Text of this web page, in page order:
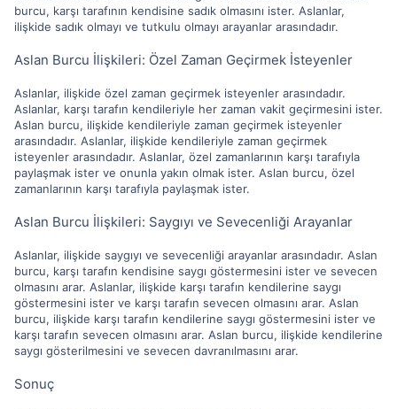
burcu, karşı tarafının kendisine sadık olmasını ister. Aslanlar,
ilişkide sadık olmayı ve tutkulu olmayı arayanlar arasındadır.
Aslan Burcu İlişkileri: Özel Zaman Geçirmek İsteyenler
Aslanlar, ilişkide özel zaman geçirmek isteyenler arasındadır.
Aslanlar, karşı tarafın kendileriyle her zaman vakit geçirmesini ister.
Aslan burcu, ilişkide kendileriyle zaman geçirmek isteyenler
arasındadır. Aslanlar, ilişkide kendileriyle zaman geçirmek
isteyenler arasındadır. Aslanlar, özel zamanlarının karşı tarafıyla
paylaşmak ister ve onunla yakın olmak ister. Aslan burcu, özel
zamanlarının karşı tarafıyla paylaşmak ister.
Aslan Burcu İlişkileri: Saygıyı ve Sevecenliği Arayanlar
Aslanlar, ilişkide saygıyı ve sevecenliği arayanlar arasındadır. Aslan
burcu, karşı tarafın kendisine saygı göstermesini ister ve sevecen
olmasını arar. Aslanlar, ilişkide karşı tarafın kendilerine saygı
göstermesini ister ve karşı tarafın sevecen olmasını arar. Aslan
burcu, ilişkide karşı tarafın kendilerine saygı göstermesini ister ve
karşı tarafın sevecen olmasını arar. Aslan burcu, ilişkide kendilerine
saygı gösterilmesini ve sevecen davranılmasını arar.
Sonuç